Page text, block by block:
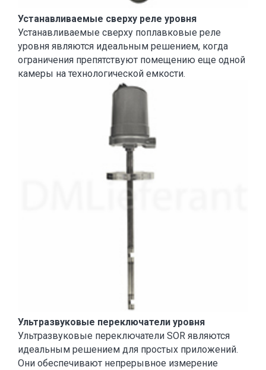
Устанавливаемые сверху реле уровня
Устанавливаемые сверху поплавковые реле
уровня являются идеальным решением, когда
ограничения препятствуют помещению еще одной
камеры на технологической емкости.
Ультразвуковые переключатели уровня
Ультразвуковые переключатели SOR являются
идеальным решением для простых приложений.
Они обеспечивают непрерывное измерение